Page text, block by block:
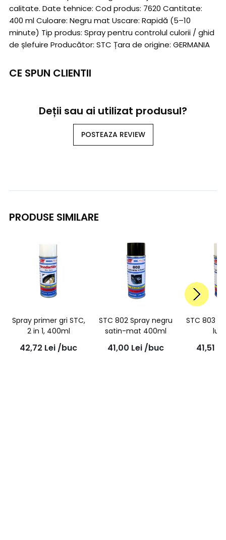
calitate. Date tehnice: Cod produs: 7620 Cantitate:
400 ml Culoare: Negru mat Uscare: Rapidă (5–10
minute) Tip produs: Spray pentru controlul culorii / ghid
de șlefuire Producător: STC Țara de origine: GERMANIA
CE SPUN CLIENTII
Deții sau ai utilizat produsul?
POSTEAZA REVIEW
PRODUSE SIMILARE
Spray primer gri STC,
2 in 1, 400ml
42,72 Lei /buc
STC 802 Spray negru
satin-mat 400ml
41,00 Lei /buc
STC 803
41,51